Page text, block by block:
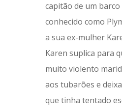
capitão de um
conhecido como
a sua ex-mulher
Karen suplica para
muito violento
aos tubarões e
que tinha tentado